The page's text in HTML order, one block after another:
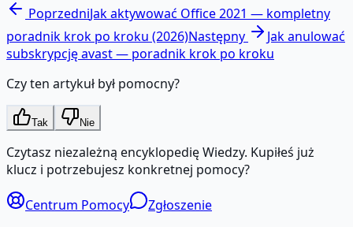
PoprzedniJak aktywować Office 2021 — kompletny
poradnik krok po kroku (2026)Następny
Jak anulować
subskrypcję avast — poradnik krok po kroku
Czy ten artykuł był pomocny?
Tak Nie
Czytasz niezależną encyklopedię Wiedzy. Kupiłeś już
klucz i potrzebujesz konkretnej pomocy?
Centrum Pomocy Zgłoszenie